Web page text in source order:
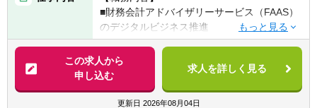
ロジェクトの経験
■英語力（中級レベル以上）
【歓迎経験・スキル】
■新規デジタルビジネス企画・推進・立上の
経験
■米国公認会計士、公認会計士
■財務会計アドバイザリーサービス（FAAS）
のデジタルビジネス推進
■Financial Transformation（経理財務業務の
変革）にかかわるコンサルティングサービス
開発、企画構想～業務変革を推進するコンサ
ルティングプロジェクトの遂行
■経理財務・管理会計業務の高度化に関する
この求人から
申し込む
求人を詳しく見る
更新日 2026年08月04日